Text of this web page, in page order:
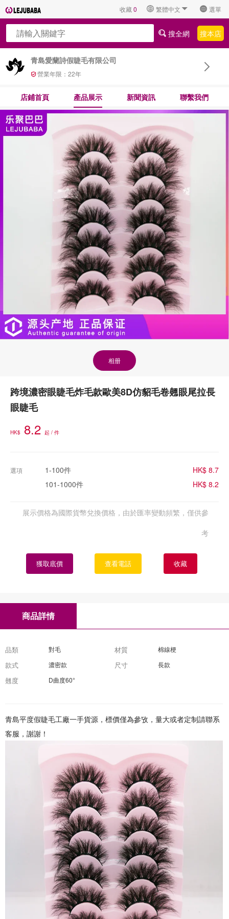
收藏0 繁體中文 選單
青島愛蘭詩假睫毛有限公司
營業年限： 22年
搜全網 搜本店
店鋪首頁 產品展示 新聞資訊 聯繫我們
相册
跨境濃密眼睫毛炸毛款歐美8D仿貂毛卷翹眼尾拉長
眼睫毛
HK$ 8.2 起 / 件
選項 1-100件
HK$ 8.7
101-1000件
HK$ 8.2
展示價格為國際貨幣兌換價格，由於匯率變動頻繁，僅供參
考
獲取底價 查看電話 收藏
商品詳情
品類 對毛 材質 棉線梗
款式 濃密款 尺寸 長款
翹度 D曲度60°
青島平度假睫毛工廠一手貨源，標價僅為參攷，量大或者定制請聯系
客服，謝謝！